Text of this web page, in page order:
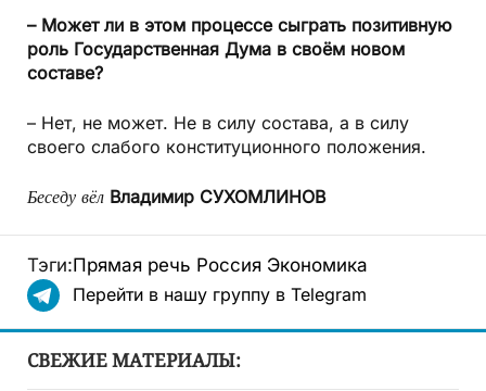
– Может ли в этом процессе сыграть позитивную
роль Государственная Дума в своём новом
составе?
– Нет, не может. Не в силу состава, а в силу
своего слабого конституционного положения.
Беседу вёл Владимир СУХОМЛИНОВ
Тэги:Прямая речь Россия Экономика
Перейти в нашу группу в Telegram
СВЕЖИЕ МАТЕРИАЛЫ: